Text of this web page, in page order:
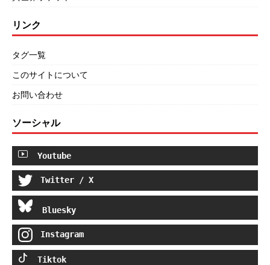
リンク
タグ一覧
このサイトについて
お問い合わせ
ソーシャル
Youtube
Twitter / X
Bluesky
Instagram
Tiktok